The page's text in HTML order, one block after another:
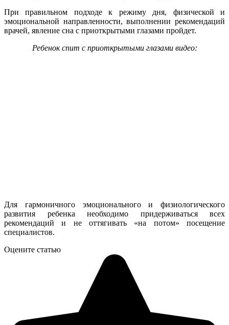
При правильном подходе к режиму дня, физической и
эмоциональной направленности, выполнении рекомендаций
врачей, явление сна с приоткрытыми глазами пройдет.
Ребенок спит с приоткрытыми глазами видео:
Для гармоничного эмоционального и физиологического
развития ребенка необходимо придерживаться всех
рекомендаций и не оттягивать «на потом» посещение
специалистов.
Оцените статью